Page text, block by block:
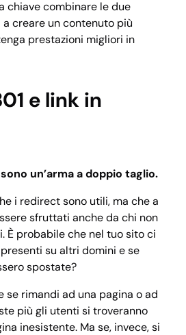
chiave combinare le due
creare un contenuto più
prestazioni migliori in
e link in
un’arma a doppio taglio.
i redirect sono utili, ma che a
sfruttati anche da chi non
È probabile che nel tuo sito ci
su altri domini e se
spostate?
se rimandi ad una pagina o ad
più gli utenti si troveranno
inesistente. Ma se, invece, si